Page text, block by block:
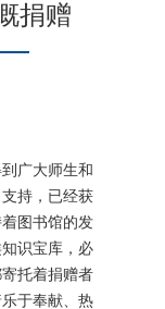
捐赠
广大师生和
持，已经获
图书馆的发
识宝库，必
托着捐赠者
于奉献、热